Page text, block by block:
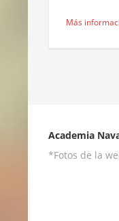
Más
Academia
*Fotos de la